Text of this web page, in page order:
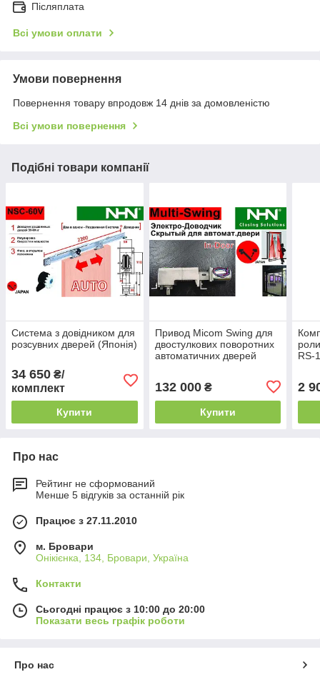
Післяплата
Всі умови оплати
Умови повернення
Повернення товару впродовж 14 днів за домовленістю
Всі умови повернення
Подібні товари компанії
Система з довідником для
розсувних дверей (Японія)
34 650 ₴/
комплект
Купити
Привод Micom Swing для
двостулкових поворотних
автоматичних дверей
132 000₴
Купити
RS-
2
Про нас
Рейтинг не сформований
Менше 5 відгуків за останній рік
Працює з 27.11.2010
м. Бровари
Онікієнка, 134, Бровари, Україна
Контакти
Сьогодні працює з 10:00 до 20:00
Показати весь графік роботи
Про нас